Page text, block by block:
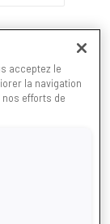
acceptez le
la navigation
efforts de